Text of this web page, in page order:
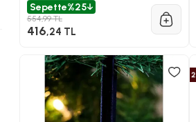
Sepette%25
554,99 TL
416,24 TL